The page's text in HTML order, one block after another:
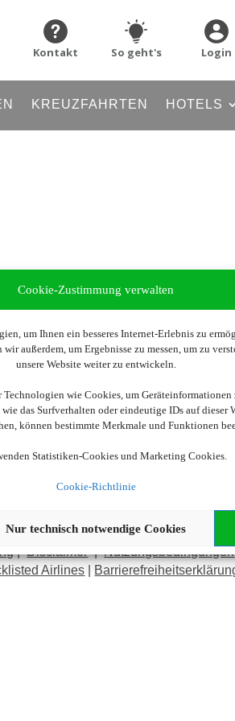
Cookie-Zustimmung verwalten
um Ihnen ein besseres Internet-Erlebnis zu
außerdem, um Ergebnisse zu messen, um zu
unsere Website weiter zu entwickeln.
wie Cookies, um
das Surfverhalten oder eindeutige IDs auf dieser
können bestimmte Merkmale und Funktionen
Statistiken-Cookies und Marketing Cookies.
Cookie-Richtlinie
Nur technisch notwendige Cookies
Kontakt So geht's Login
KREUZFAHRTEN HOTELS
fündig
Wir beraten Sie gerne!
meinereise.de
|Disclaimer|Nutzungsbedingungen
Airlines